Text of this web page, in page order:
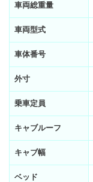
車両総重量
車両型式
車体番号
外寸
乗車定員
キャブルーフ
キャブ幅
ベッド